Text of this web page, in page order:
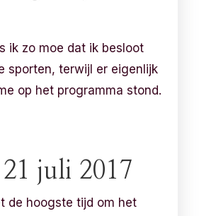
ik zo moe dat ik besloot
sporten, terwijl er eigenlijk
op het programma stond.
juli 2017
de hoogste tijd om het